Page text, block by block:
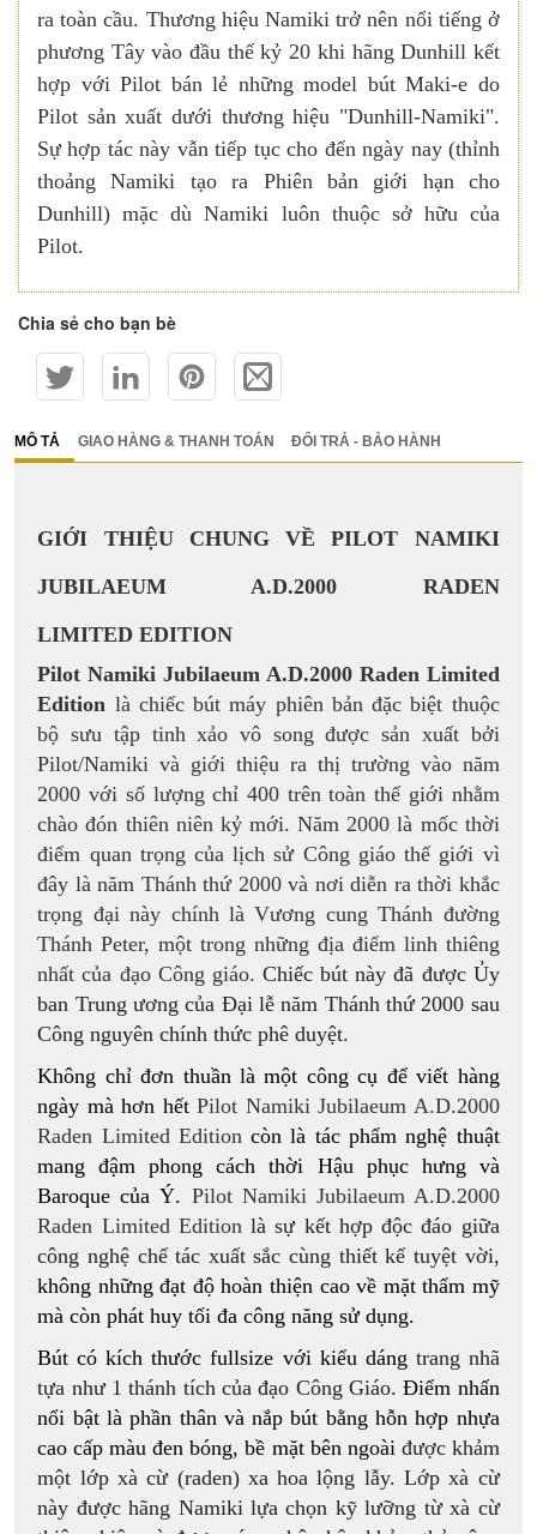
ra toàn cầu. Thương hiệu Namiki trở nên nổi tiếng ở
phương Tây vào đầu thế kỷ 20 khi hãng Dunhill kết
hợp với Pilot bán lẻ những model bút Maki-e do
Pilot sản xuất dưới thương hiệu "Dunhill-Namiki".
Sự hợp tác này vẫn tiếp tục cho đến ngày nay (thỉnh
thoảng Namiki tạo ra Phiên bản giới hạn cho
Dunhill) mặc dù Namiki luôn thuộc sở hữu của
Pilot.
Chia sẻ cho bạn bè
MÔ TẢ GIAO HÀNG & THANH TOÁN ĐỔI TRẢ - BẢO HÀNH
GIỚI THIỆU CHUNG VỀPILOT NAMIKI
JUBILAEUM A.D.2000 RADEN
LIMITED EDITION
Pilot Namiki Jubilaeum A.D.2000 Raden Limited
Edition là chiếc bút máy phiên bản đặc biệt thuộc
bộ sưu tập tinh xảo vô song được sản xuất bởi
Pilot/Namiki và giới thiệu ra thị trường vào năm
2000 với số lượng chỉ 400 trên toàn thế giới nhằm
chào đón thiên niên kỷ mới. Năm 2000 là mốc thời
điểm quan trọng của lịch sử Công giáo thế giới vì
đây là năm Thánh thứ 2000 và nơi diễn ra thời khắc
trọng đại này chính là Vương cung Thánh đường
Thánh Peter, một trong những địa điểm linh thiêng
nhất của đạo Công giáo. Chiếc bút này đã được Ủy
ban Trung ương của Đại lễ năm Thánh thứ 2000 sau
Công nguyên chính thức phê duyệt.
Không chỉ đơn thuần là một công cụ để viết hàng
ngày mà hơn hếtPilot Namiki Jubilaeum A.D.2000
Raden Limited Editioncòn là tác phẩm nghệ thuật
mang đậm phong cách thời Hậu phục hưng và
Baroque của Ý. Pilot Namiki Jubilaeum A.D.2000
Raden Limited Editionlà sự kết hợp độc đáo giữa
công nghệ chế tác xuất sắc cùng thiết kế tuyệt vời,
không những đạt độ hoàn thiện cao về mặt thẩm mỹ
mà còn phát huy tối đa công năng sử dụng.
Bút có kích thước fullsize với kiểu dáng trang nhã
tựa như 1 thánh tích của đạo Công Giáo.Điểm nhấn
nổi bật là phần thân và nắp bút bằng hỗn hợp nhựa
cao cấp màu đen bóng, bề mặt bên ngoài được khảm
một lớp xà cừ (raden) xa hoa lộng lẫy. Lớp xà cừ
này được hãng Namiki lựa chọn kỹ lưỡng từ xà cừ